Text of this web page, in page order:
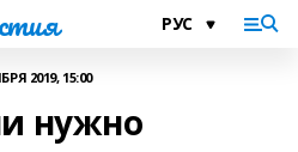
2019, 15:00
нужно